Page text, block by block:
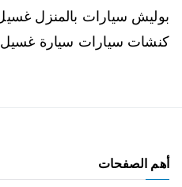
بوليش سيارات بالمنزل
كنشات سيارات سيارة
أهم الصفحات